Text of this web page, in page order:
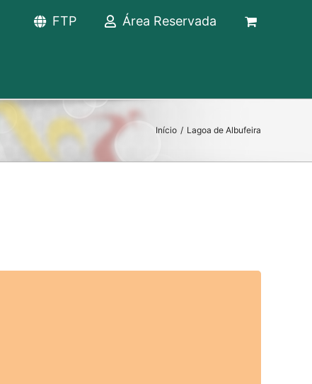
FTP Área Reservada
Início / Lagoa de Albufeira